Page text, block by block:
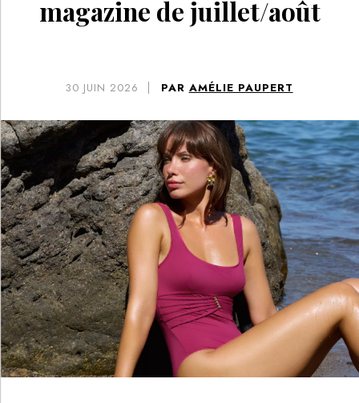
magazine de juillet/août
30 JUIN 2026 PAR AMÉLIE PAUPERT